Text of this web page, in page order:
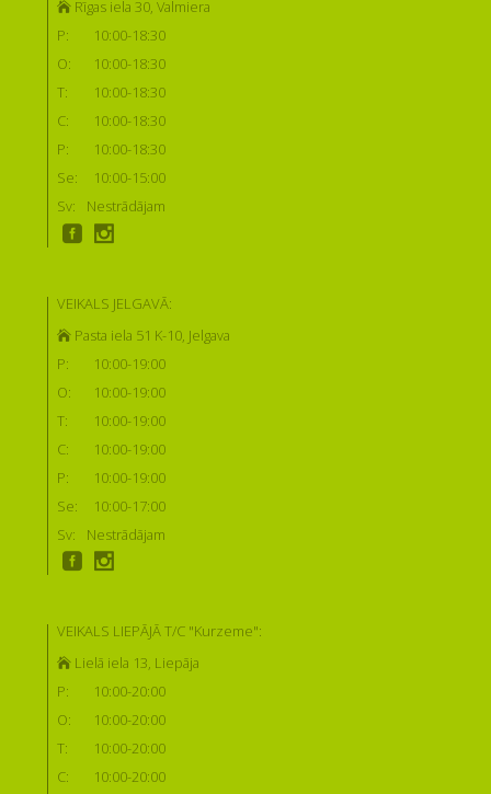
Rīgas iela 30, Valmiera
P:
10:00-18:30
O:
10:00-18:30
T:
10:00-18:30
C:
10:00-18:30
P:
10:00-18:30
Se:
10:00-15:00
Sv:
Nestrādājam
VEIKALS JELGAVĀ:
Pasta iela 51 K-10, Jelgava
P:
10:00-19:00
O:
10:00-19:00
T:
10:00-19:00
C:
10:00-19:00
P:
10:00-19:00
Se:
10:00-17:00
Sv:
Nestrādājam
VEIKALS LIEPĀJĀ T/C "Kurzeme":
Lielā iela 13, Liepāja
P:
10:00-20:00
O:
10:00-20:00
T:
10:00-20:00
C:
10:00-20:00